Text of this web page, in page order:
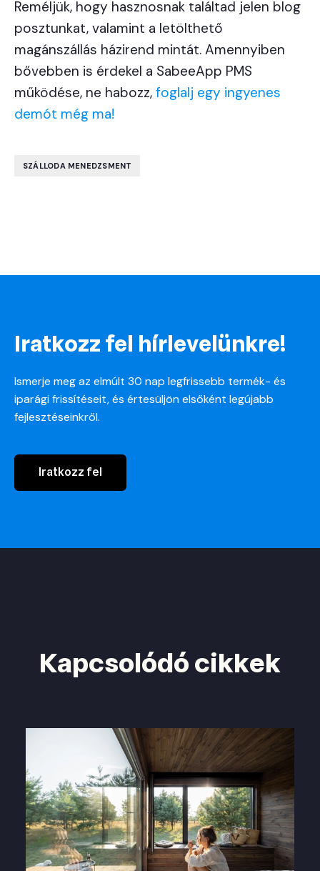
Reméljük, hogy hasznosnak találtad jelen blog
posztunkat, valamint a letölthető
magánszállás házirend mintát. Amennyiben
bővebben is érdekel a SabeeApp PMS
működése, ne habozz, foglalj egy ingyenes
demót még ma!
SZÁLLODA MENEDZSMENT
Iratkozz fel hírlevelünkre!
Ismerje meg az elmúlt 30 nap legfrissebb termék- és
iparági frissítéseit, és értesüljön elsőként legújabb
fejlesztéseinkről.
Iratkozz fel
Kapcsolódó cikkek